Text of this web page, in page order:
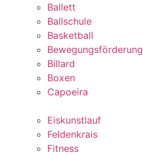
Ballett
Ballschule
Basketball
Bewegungsförderung
Billard
Boxen
Capoeira
Eiskunstlauf
Feldenkrais
Fitness